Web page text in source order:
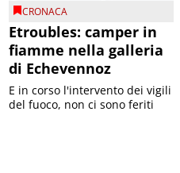
CRONACA
Etroubles: camper in
fiamme nella galleria
di Echevennoz
E in corso l'intervento dei vigili
del fuoco, non ci sono feriti